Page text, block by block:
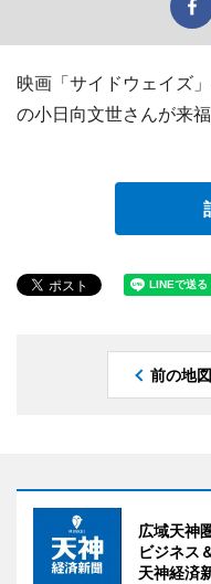
映画「サイドウェイズ
の小日向文世さんが来
前の地図
広域天神
ビジネス
天神経済